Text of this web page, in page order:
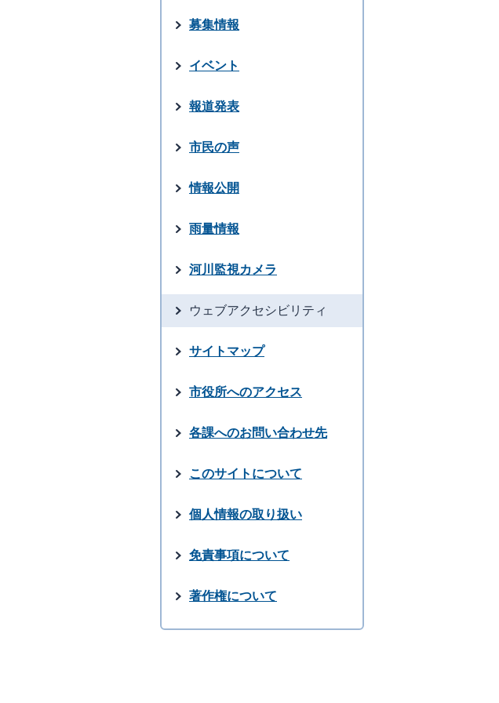
募集情報
イベント
報道発表
市民の声
情報公開
雨量情報
河川監視カメラ
ウェブアクセシビリティ
サイトマップ
市役所へのアクセス
各課へのお問い合わせ先
このサイトについて
個人情報の取り扱い
免責事項について
著作権について